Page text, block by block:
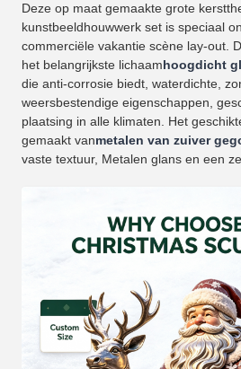
Deze op maat gemaakte grote
kunstbeeldhouwwerk set is speciaal
commerciële vakantie scène lay-out.
het belangrijkste lichaamhoogdicht
die anti-corrosie biedt, waterdichte,
weersbestendige eigenschappen,
plaatsing in alle klimaten. Het
gemaakt vanmetalen van zuiver
vaste textuur, Metalen glans en een